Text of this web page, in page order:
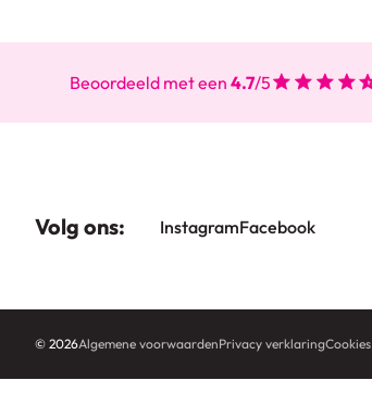
Beoordeeld met een 4.7/5
Volg ons: InstagramFacebook
© 2026Algemene voorwaardenPrivacy verklaringCookies